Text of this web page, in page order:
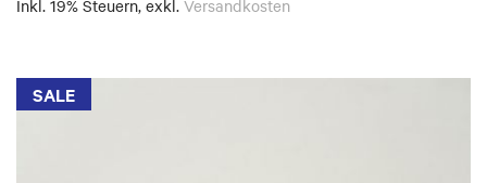
Inkl. 19% Steuern, exkl. Versandkosten
SALE